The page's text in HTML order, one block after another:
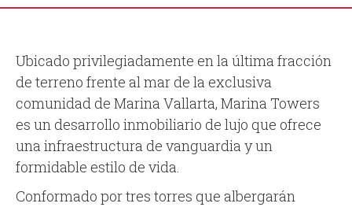
Ubicado privilegiadamente en la última fracción
de terreno frente al mar de la exclusiva
comunidad de Marina Vallarta, Marina Towers
es un desarrollo inmobiliario de lujo que ofrece
una infraestructura de vanguardia y un
formidable estilo de vida.
Conformado por tres torres que albergarán